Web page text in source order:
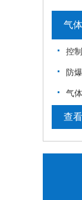
气
控
防
气
查